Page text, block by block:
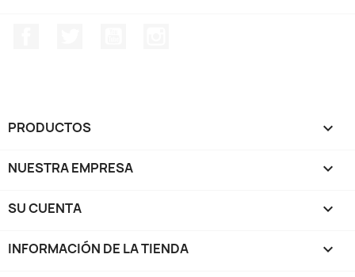
PRODUCTOS 
NUESTRA EMPRESA 
SU CUENTA 
INFORMACIÓN DE LA TIENDA keyboard_arrow_down